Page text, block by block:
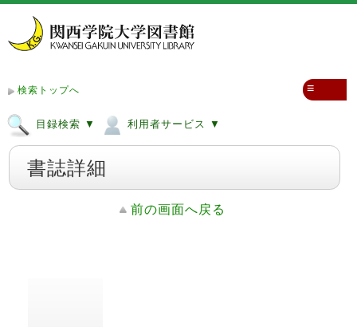
検索トップへ
目録検索 ▼ 利用者サービス ▼
≡
書誌詳細
前の画面へ戻る